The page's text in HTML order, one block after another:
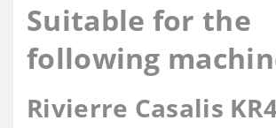
Suitable for the
following
Rivierre Casalis